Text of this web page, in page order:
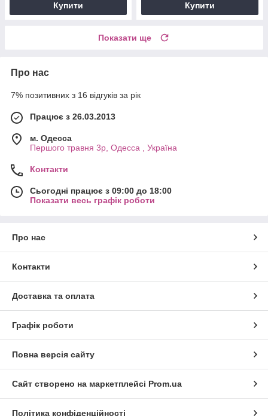
Купити Купити
Показати ще
Про нас
7% позитивних з 16 відгуків за рік
Працює з 26.03.2013
м. Одесса
Першого травня 3р, Одесса , Україна
Контакти
Сьогодні працює з 09:00 до 18:00
Показати весь графік роботи
Про нас
Контакти
Доставка та оплата
Графік роботи
Повна версія сайту
Сайт створено на маркетплейсі Prom.ua
Політика конфіденційності